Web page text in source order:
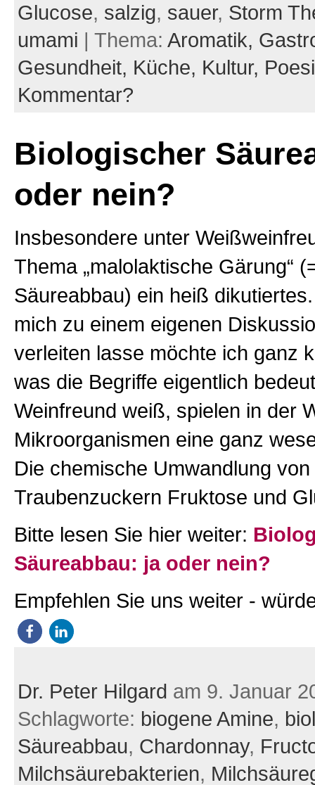
Glucose, salzig, sauer, Storm
umami | Thema: Aromatik,
Gesundheit, Küche, Kultur,
Kommentar?
Biologischer
oder nein?
Insbesondere unter
Thema „malolaktische Gärung“
Säureabbau) ein heiß
mich zu einem eigenen
verleiten lasse möchte ich ganz
was die Begriffe eigentlich
Weinfreund weiß, spielen in der
Mikroorganismen eine ganz
Die chemische Umwandlung von
Traubenzuckern Fruktose und
Bitte lesen Sie hier weiter:
Säureabbau: ja oder nein?
Empfehlen Sie uns weiter -
Dr. Peter Hilgard am 9. Januar
Schlagworte: biogene Amine,
Säureabbau, Chardonnay,
Milchsäurebakterien,